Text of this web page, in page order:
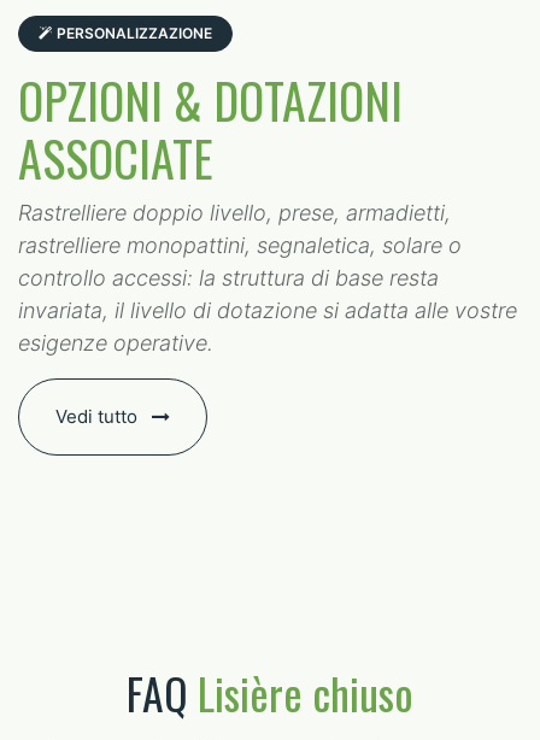
PERSONALIZZAZIONE
OPZIONI & DOTAZIONI
ASSOCIATE
Rastrelliere doppio livello, prese, armadietti,
rastrelliere monopattini, segnaletica, solare o
controllo accessi: la struttura di base resta
invariata, il livello di dotazione si adatta alle vostre
esigenze operative.
Vedi tutto
FAQ Lisière chiuso